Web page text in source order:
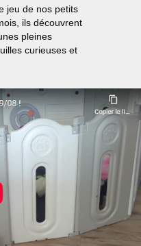
jeu de nos petits
ils découvrent
pleines
curieuses et